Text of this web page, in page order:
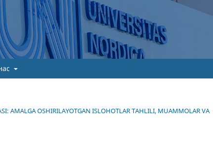
AMALGA OSHIRILAYOTGAN ISLOHOTLAR TAHLILI, MUAMMOLAR VA